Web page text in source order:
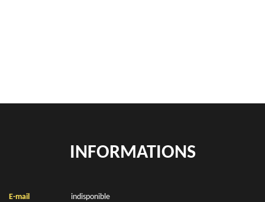
INFORMATIONS
E-mail indisponible